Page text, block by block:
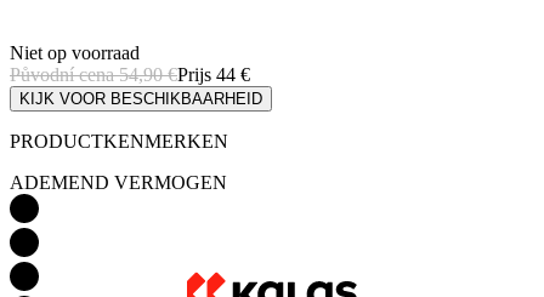
Niet op voorraad
Prijs 44 €
Původní cena54,90 €
KIJK VOOR BESCHIKBAARHEID
PRODUCTKENMERKEN
ADEMEND VERMOGEN